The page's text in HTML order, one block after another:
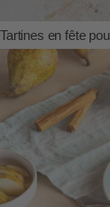
Tartines en fête